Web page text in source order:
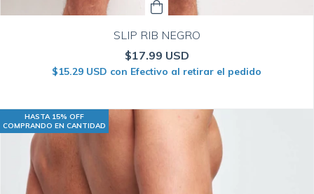
SLIP RIB NEGRO
$17.99 USD
$15.29 USD con Efectivo al retirar el pedido
HASTA 15% OFF
COMPRANDO EN CANTIDAD